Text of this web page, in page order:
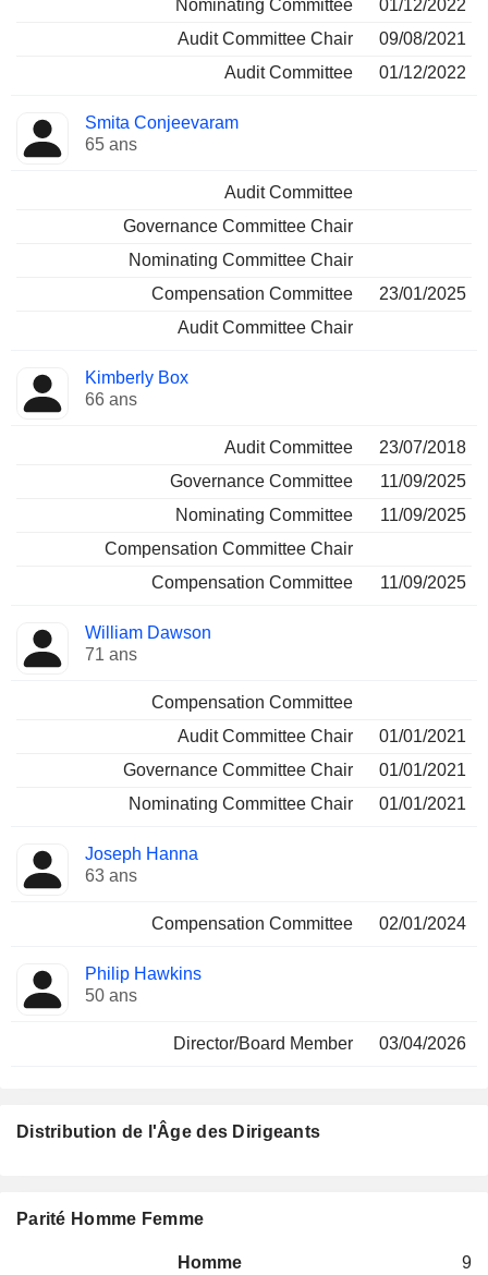
Nominating Committee
01/12/2022
Audit Committee Chair
09/08/2021
Audit Committee
01/12/2022
Smita Conjeevaram
65 ans
Audit Committee
Governance Committee Chair
Nominating Committee Chair
Compensation Committee
23/01/2025
Audit Committee Chair
Kimberly Box
66 ans
Audit Committee
23/07/2018
Governance Committee
11/09/2025
Nominating Committee
11/09/2025
Compensation Committee Chair
Compensation Committee
11/09/2025
William Dawson
71 ans
Compensation Committee
Audit Committee Chair
01/01/2021
Governance Committee Chair
01/01/2021
Nominating Committee Chair
01/01/2021
Joseph Hanna
63 ans
Compensation Committee 02/01/2024
Philip Hawkins
50 ans
Director/Board Member 03/04/2026
Distribution de l'Âge des Dirigeants
Parité Homme Femme
Homme 9